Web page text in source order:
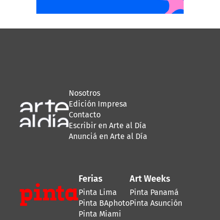
Nosotros
Edición Impresa
Contacto
Escribir en Arte al Día
Anunciá en Arte al Día
Ferias
Pinta Lima
Pinta BAphoto
Pinta Miami
Art Weeks
Pinta Panamá
Pinta Asunción